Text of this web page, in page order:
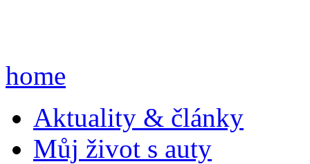
home
Aktuality & články
Můj život s auty